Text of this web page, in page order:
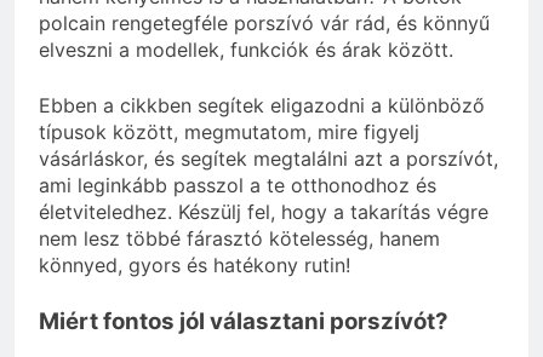
polcain rengetegféle porszívó vár rád, és könnyű
elveszni a modellek, funkciók és árak között.
Ebben a cikkben segítek eligazodni a különböző
típusok között, megmutatom, mire figyelj
vásárláskor, és segítek megtalálni azt a porszívót,
ami leginkább passzol a te otthonodhoz és
életviteledhez. Készülj fel, hogy a takarítás végre
nem lesz többé fárasztó kötelesség, hanem
könnyed, gyors és hatékony rutin!
Miért fontos jól választani porszívót?